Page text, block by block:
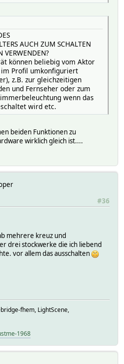
AUCH ZUM SCHALTEN
VERWENDEN?
können beliebig vom Aktor
Profil umkonfiguriert
z.B. zur gleichzeitigen
und Fernseher oder zum
wenn das
wird etc.
beiden Funktionen zu
wirklich gleich ist....
#36
mehrere kreuz und
drei stockwerke die ich liebend
vor allem das ausschalten
fhem, LightScene,
1968